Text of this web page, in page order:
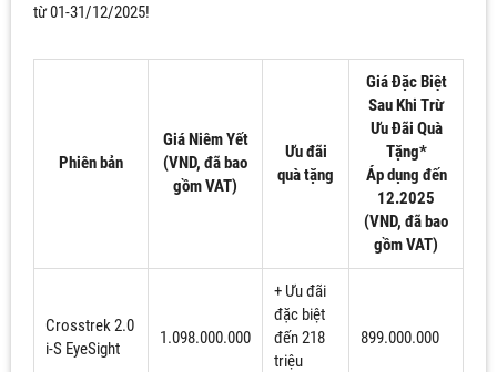
từ 01-31/12/2025​!
Phiên bản
Giá Niêm Yết
(VND, đã bao
gồm VAT)
Ưu đãi
quà tặng
Giá Đặc Biệt
Sau Khi Trừ
Ưu Đãi Quà
Tặng*
Áp dụng đến
12.2025
(VND, đã bao
gồm VAT)
Crosstrek 2.0
i-S EyeSight
1.098.000.000
+ Ưu đãi
đặc biệt
đến 218
triệu
899.000.000